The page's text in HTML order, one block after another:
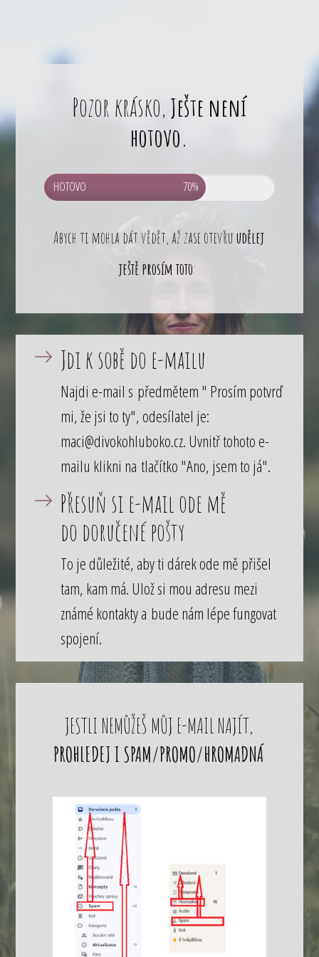
Pozor krásko,Ješte není
hotovo.
HOTOVO 70%
Abych ti mohla dát vědět, až zase otevřuudělej
ještě prosím toto:
Jdi k sobě do e-mailu
Najdi e-mail s předmětem " Prosím potvrď
mi, že jsi to ty", odesílatel je:
maci@divokohluboko.cz. Uvnitř tohoto e-
mailu klikni na tlačítko "Ano, jsem to já".
Přesuň si e-mail ode mě
do doručené pošty
To je důležité, aby ti dárek ode mě přišel
tam, kam má. Ulož si mou adresu mezi
známé kontakty a bude nám lépe fungovat
spojení.
JESTLI NEMŮŽEŠ MŮJ E-MAIL NAJÍT,
PROHLEDEJ I SPAM/PROMO/HROMADNÁ